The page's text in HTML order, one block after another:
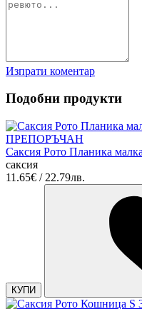
Изпрати коментар
Подобни продукти
ПРЕПОРЪЧАН
Саксия Рото Планика
саксия
11.65€ / 22.79лв.
КУПИ